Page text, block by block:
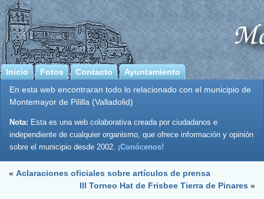
Inicio Fotos Contacto
Ayuntamiento
En esta web encontraran todo lo relacionado con el municipio de
Montemayor de Pililla (Valladolid)
Nota: Esta es una web colaborativa creada por ciudadanos e
independiente de cualquier organismo, que ofrece información y opinión
sobre el municipio desde 2002. ¡Conócenos!
« Aclaraciones oficiales sobre artículos de prensa
III Torneo Hat de Frisbee Tierra de Pinares »